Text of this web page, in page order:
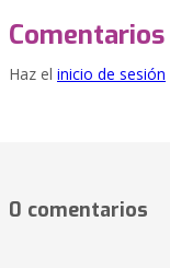
Comentarios
Haz el inicio de sesión
0 comentarios